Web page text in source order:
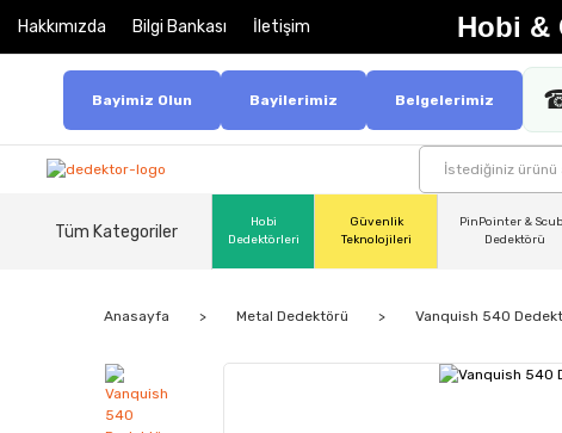
Hakkımızda Bilgi Bankası İletişim Hobi &
Bayimiz Olun Bayilerimiz Belgelerimiz
Tüm Kategoriler
Hobi
Dedektörleri
Güvenlik
Teknolojileri
PinPointer &
Dedektörü
Anasayfa Metal Dedektörü Vanquish 540